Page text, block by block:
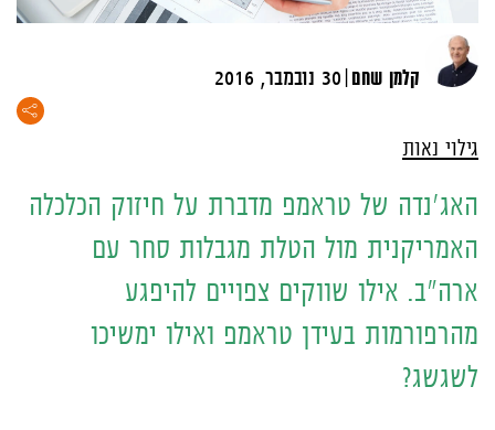
קלמן שחם|30 נובמבר, 2016
גילוי נאות
האג'נדה של טראמפ מדברת על חיזוק הכלכלה
האמריקנית מול הטלת מגבלות סחר עם
ארה"ב. אילו שווקים צפויים להיפגע
מהרפורמות בעידן טראמפ ואילו ימשיכו
לשגשג?